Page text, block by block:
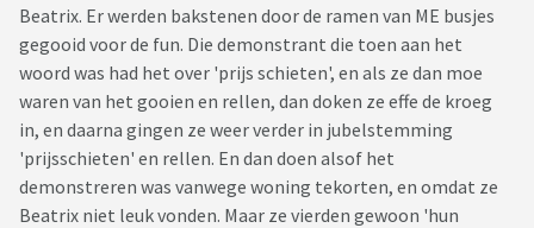
Beatrix. Er werden bakstenen door de ramen van ME busjes
gegooid voor de fun. Die demonstrant die toen aan het
woord was had het over 'prijs schieten', en als ze dan moe
waren van het gooien en rellen, dan doken ze effe de kroeg
in, en daarna gingen ze weer verder in jubelstemming
'prijsschieten' en rellen. En dan doen alsof het
demonstreren was vanwege woning tekorten, en omdat ze
Beatrix niet leuk vonden. Maar ze vierden gewoon 'hun